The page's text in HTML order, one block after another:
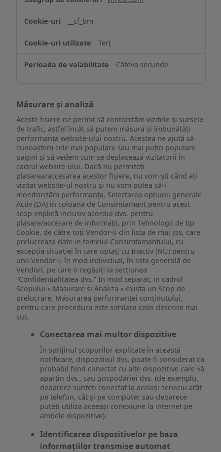
funcționalităților
website-
ului
__cf_bm
Terț
Câteva secunde
Măsurare și analiză
Aceste fișiere ne permit să contorizăm vizitele și sursele
de trafic, astfel încât să putem măsura și îmbunătăți
performanța website-ului nostru. Acestea ne ajută să
cunoaștem cele mai populare sau mai puțin populare
pagini și să vedem cum se deplasează vizitatorii în
cadrul website-ului. Dacă nu permiteți
plasarea/accesarea acestor fișiere, nu vom ști când ați
vizitat website-ul nostru și nu vom putea să-i
monitorizăm performanța. Selectarea opțiunii generale
Activ (DA) in coloana de Consimtamant pentru acest
scop implică inclusiv acordul dvs. pentru
plasare/accesare de informații, prin Tehnologii de tip
Cookie, de către toți Vendor-ii din lista de mai jos, care
prelucreaza date in temeiul Consimtamantului, cu
excepția situației în care optați cu Inactiv (NU) pentru
unii Vendor-i, în mod individual, în lista generală de
Vendori, pe care o regăsiți la secțiunea
“Confidențialitatea dvs.” In mod separat, in cadrul
Scopului « Masurare si Analiza » exista un Scop de
prelucrare, Măsurarea performanței conținutului,
pentru care procedura este similara celei descrise mai
sus.
Conectarea mai multor dispozitive
În sprijinul scopurilor explicate în această
notificare, dispozitivul dvs. poate fi considerat ca
probabil fiind conectat cu alte dispozitive care vă
aparțin dvs., sau gospodăriei dvs. (de exemplu,
deoarece sunteți conectat la același serviciu atât
pe telefon, cât și pe computer sau deoarece
puteți utiliza aceeași conexiune la internet pe
ambele dispozitive).
Identificarea dispozitivelor pe baza
informațiilor transmise automat